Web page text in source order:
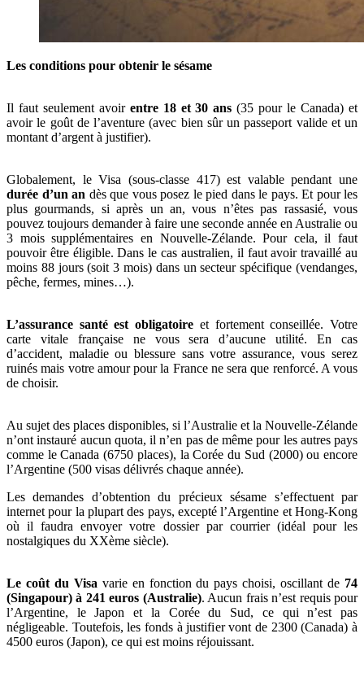
Les conditions pour obtenir le sésame
Il faut seulement avoir entre 18 et 30 ans (35 pour le Canada) et
avoir le goût de l’aventure (avec bien sûr un passeport valide et un
montant d’argent à justifier).
Globalement, le Visa (sous-classe 417) est valable pendant une
durée d’un an dès que vous posez le pied dans le pays. Et pour les
plus gourmands, si après un an, vous n’êtes pas rassasié, vous
pouvez toujours demander à faire une seconde année en Australie ou
3 mois supplémentaires en Nouvelle-Zélande. Pour cela, il faut
pouvoir être éligible. Dans le cas australien, il faut avoir travaillé au
moins 88 jours (soit 3 mois) dans un secteur spécifique (vendanges,
pêche, fermes, mines…).
L’assurance santé est obligatoire et fortement conseillée. Votre
carte vitale française ne vous sera d’aucune utilité. En cas
d’accident, maladie ou blessure sans votre assurance, vous serez
ruinés mais votre amour pour la France ne sera que renforcé. A vous
de choisir.
Au sujet des places disponibles, si l’Australie et la Nouvelle-Zélande
n’ont instauré aucun quota, il n’en pas de même pour les autres pays
comme le Canada (6750 places), la Corée du Sud (2000) ou encore
l’Argentine (500 visas délivrés chaque année).
Les demandes d’obtention du précieux sésame s’effectuent par
internet pour la plupart des pays, excepté l’Argentine et Hong-Kong
où il faudra envoyer votre dossier par courrier (idéal pour les
nostalgiques du XXème siècle).
Le coût du Visa varie en fonction du pays choisi, oscillant de 74
(Singapour) à 241 euros (Australie). Aucun frais n’est requis pour
l’Argentine, le Japon et la Corée du Sud, ce qui n’est pas
négligeable. Toutefois, les fonds à justifier vont de 2300 (Canada) à
4500 euros (Japon), ce qui est moins réjouissant.